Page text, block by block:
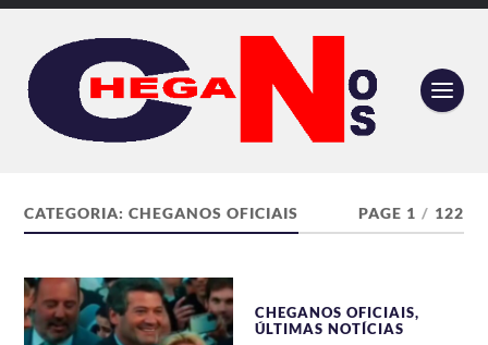
CATEGORIA:CHEGANOS OFICIAIS PAGE 1 / 122
CHEGANOS OFICIAIS,
ÚLTIMAS NOTÍCIAS